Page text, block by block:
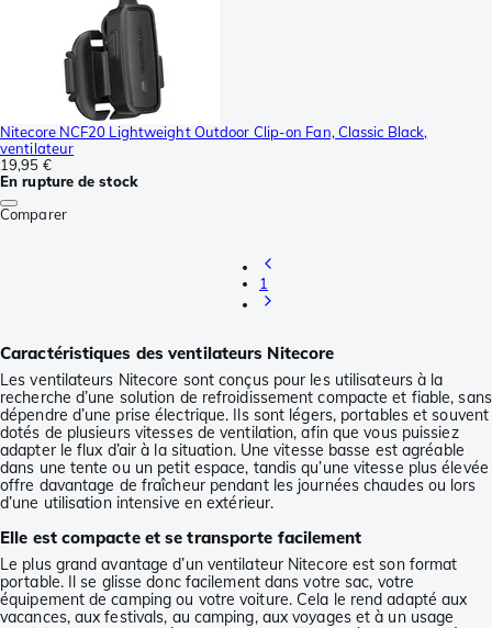
Nitecore NCF20 Lightweight Outdoor Clip-on Fan, Classic Black,
ventilateur
19,95 €
En rupture de stock
Comparer
1
Caractéristiques des ventilateurs Nitecore
Les ventilateurs Nitecore sont conçus pour les utilisateurs à la
recherche d’une solution de refroidissement compacte et fiable, sans
dépendre d’une prise électrique. Ils sont légers, portables et souvent
dotés de plusieurs vitesses de ventilation, afin que vous puissiez
adapter le flux d’air à la situation. Une vitesse basse est agréable
dans une tente ou un petit espace, tandis qu’une vitesse plus élevée
offre davantage de fraîcheur pendant les journées chaudes ou lors
d’une utilisation intensive en extérieur.
Elle est compacte et se transporte facilement
Le plus grand avantage d’un ventilateur Nitecore est son format
portable. Il se glisse donc facilement dans votre sac, votre
équipement de camping ou votre voiture. Cela le rend adapté aux
vacances, aux festivals, au camping, aux voyages et à un usage